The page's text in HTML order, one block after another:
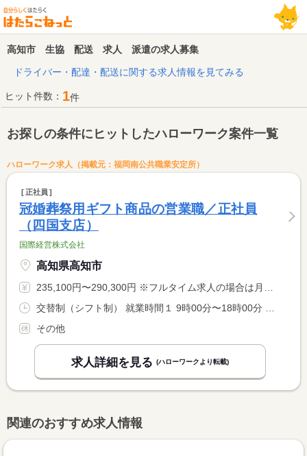
高知市 生協 配送 求人 派遣の求人募集
ドライバー・配達・配送に関する求人情報を見てみる
ヒット件数： 1件
お探しの条件にヒットしたハローワーク案件一覧
ハローワーク求人（掲載元：福岡南公共職業安定所）
正社員
冠婚葬祭用ギフト商品の営業職／正社員
（四国支店）
国際経営株式会社
高知県高知市
235,100円〜290,300円 ※フルタイム求人の場合は月額（換算額）、パート求人の場合は時間額を表示しています。
その他
求人詳細を見る (ハローワークより転載)
関連のおすすめ求人情報